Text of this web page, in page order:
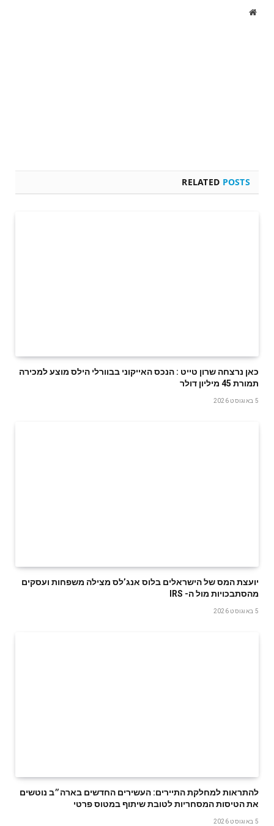
Website
RELATED POSTS
‬תמורת‭ ‬45‭ ‬מיליון‭ ‬דולר
5 באוגוסט 2026
‬מהסתבכויות‭ ‬מול‭ ‬ה- IRS
5 באוגוסט 2026
להתראות למחלקת התיירים: העשירים החדשים בארה״ב נוטשים
את הטיסות המסחריות לטובת שיתוף במטוס פרטי
5 באוגוסט 2026